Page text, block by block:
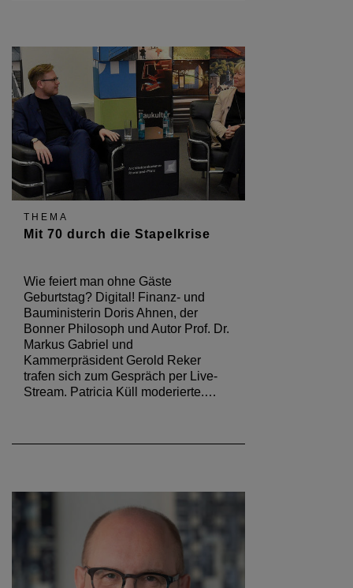
THEMA
Mit 70 durch die Stapelkrise
Wie feiert man ohne Gäste
Geburtstag? Digital! Finanz- und
Bauministerin Doris Ahnen, der
Bonner Philosoph und Autor Prof. Dr.
Markus Gabriel und
Kammerpräsident Gerold Reker
trafen sich zum Gespräch per Live-
Stream. Patricia Küll moderierte.…